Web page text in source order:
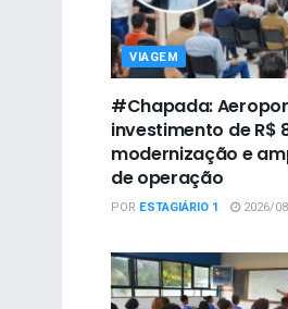
VIAGEM
#Chapada:
investimento de R$
modernização e
de operação
POR ESTAGIÁRIO 1 2026/